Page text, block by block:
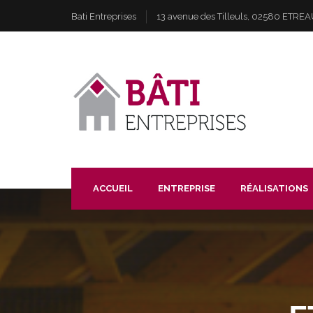
Bati Entreprises 13 avenue des Tilleuls, 02580
ACCUEIL ENTREPRISE RÉALISATIONS